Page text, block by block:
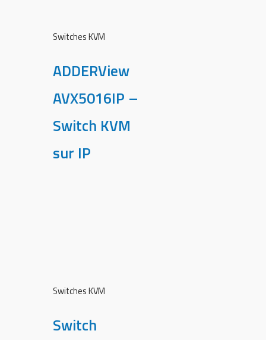
Switches KVM
ADDERView
AVX5016IP –
Switch KVM
sur IP
Switches KVM
Switch